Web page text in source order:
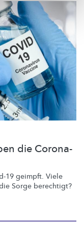
die Corona-
19 geimpft. Viele
Sorge berechtigt?